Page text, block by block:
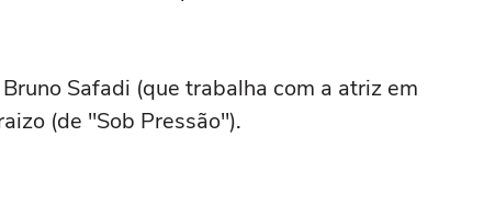
Safadi (que trabalha com a atriz em
(de "Sob Pressão").